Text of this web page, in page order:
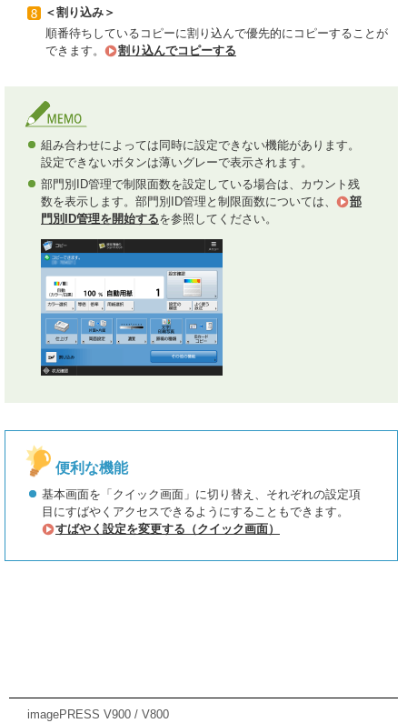
＜割り込み＞
順番待ちしているコピーに割り込んで優先的にコピーすることが
できます。
割り込んでコピーする
組み合わせによっては同時に設定できない機能があります。
設定できないボタンは薄いグレーで表示されます。
部門別ID管理で制限面数を設定している場合は、カウント残
数を表示します。部門別ID管理と制限面数については、
部
門別ID管理を開始するを参照してください。
便利な機能
基本画面を「クイック画面」に切り替え、それぞれの設定項
目にすばやくアクセスできるようにすることもできます。
すばやく設定を変更する（クイック画面）
imagePRESS V900 / V800